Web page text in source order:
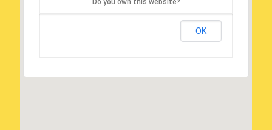
Do you own this website?
OK